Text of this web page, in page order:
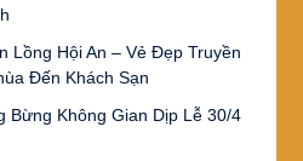
Lồng Hội An – Vẻ Đẹp Truyền
Đến Khách Sạn
Bừng Không Gian Dịp Lễ 30/4